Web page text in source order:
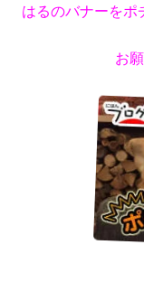
はるのバナーをポ